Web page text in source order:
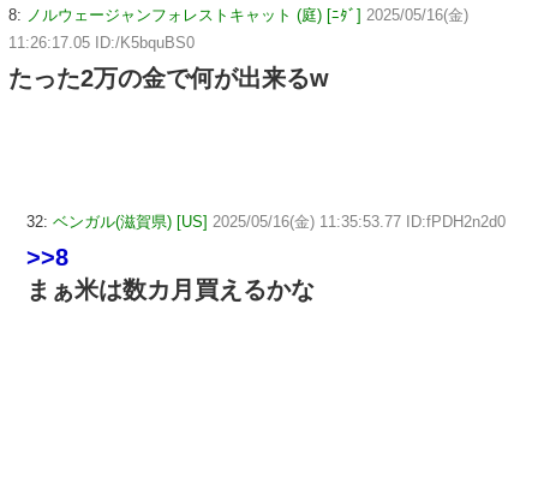
8: ノルウェージャンフォレストキャット (庭) [ﾆﾀﾞ] 2025/05/16(金)
11:26:17.05 ID:/K5bquBS0
たった2万の金で何が出来るw
32: ベンガル(滋賀県) [US] 2025/05/16(金) 11:35:53.77 ID:fPDH2n2d0
>>8
まぁ米は数カ月買えるかな